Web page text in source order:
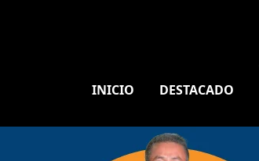
INICIO DESTACADO